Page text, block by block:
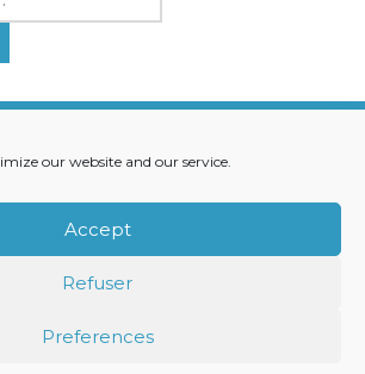
our website and our service.
Accept
Refuser
Preferences
SOLUTIONS
CONTACT
MENTIONS LÉGALES